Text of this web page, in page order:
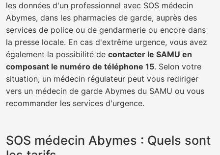
les données d'un professionnel avec SOS médecin
Abymes, dans les pharmacies de garde, auprès des
services de police ou de gendarmerie ou encore dans
la presse locale. En cas d'extrême urgence, vous avez
également la possibilité de contacter le SAMU en
composant le numéro de téléphone 15. Selon votre
situation, un médecin régulateur peut vous rediriger
vers un médecin de garde Abymes du SAMU ou vous
recommander les services d'urgence.
SOS médecin Abymes : Quels sont